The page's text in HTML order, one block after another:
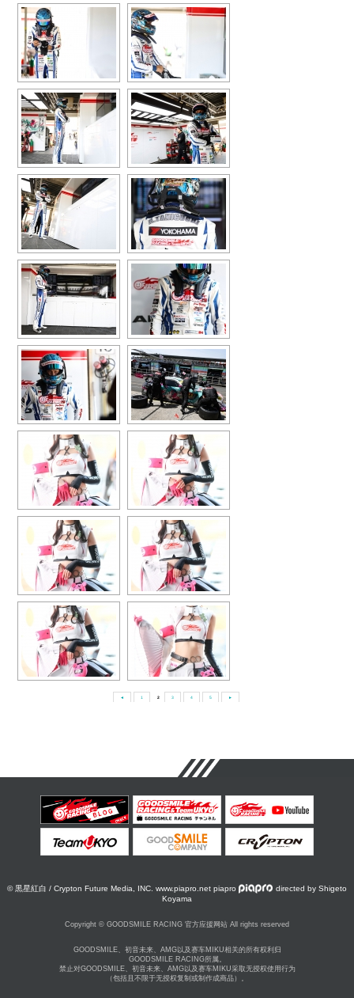
◄ 1 2 3 4 5 ►
© 黒星紅白 / Crypton Future Media, INC. www.piapro.net piapro
directed by Shigeto
Koyama
Copyright © GOODSMILE RACING 官方应援网站 All rights reserved
GOODSMILE、初音未来、AMG以及赛车MIKU相关的所有权利归
GOODSMILE RACING所属。
禁止对GOODSMILE、初音未来、AMG以及赛车MIKU采取无授权使用行为
（包括且不限于无授权复制或制作成商品）。